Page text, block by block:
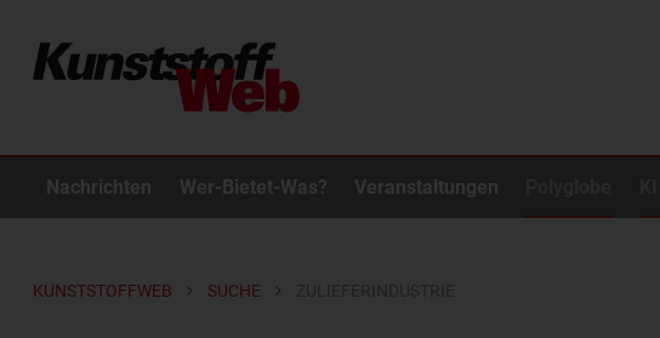
Nachrichten Wer-Bietet-Was? Veranstaltungen
KUNSTSTOFFWEB SUCHE